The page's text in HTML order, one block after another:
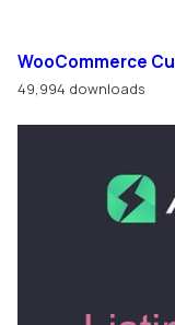
WooCommerce
49,994 downloads